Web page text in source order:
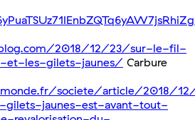
2018/12/23/sur-le-fil-
et-les-gilets-jaunes/ Carbure
societe/article/2018/
gilets-jaunes-est-avant-tout-